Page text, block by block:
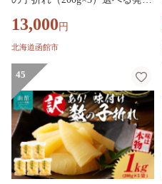
歯ごたえ 抜群 おつまみ トッピ
ング 数の子 魚卵 ごはんのお供
品 冷凍 グルメ お取り寄せ お取
り寄せグルメ 北海道 函館市 送
料無料_HD109-022-09
13,000 円
北海道函館市
45